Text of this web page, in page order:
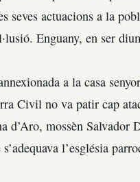
seves actuacions a la
Enguany, en ser
a la casa
Civil no va patir cap
mossèn Salvador
l’església